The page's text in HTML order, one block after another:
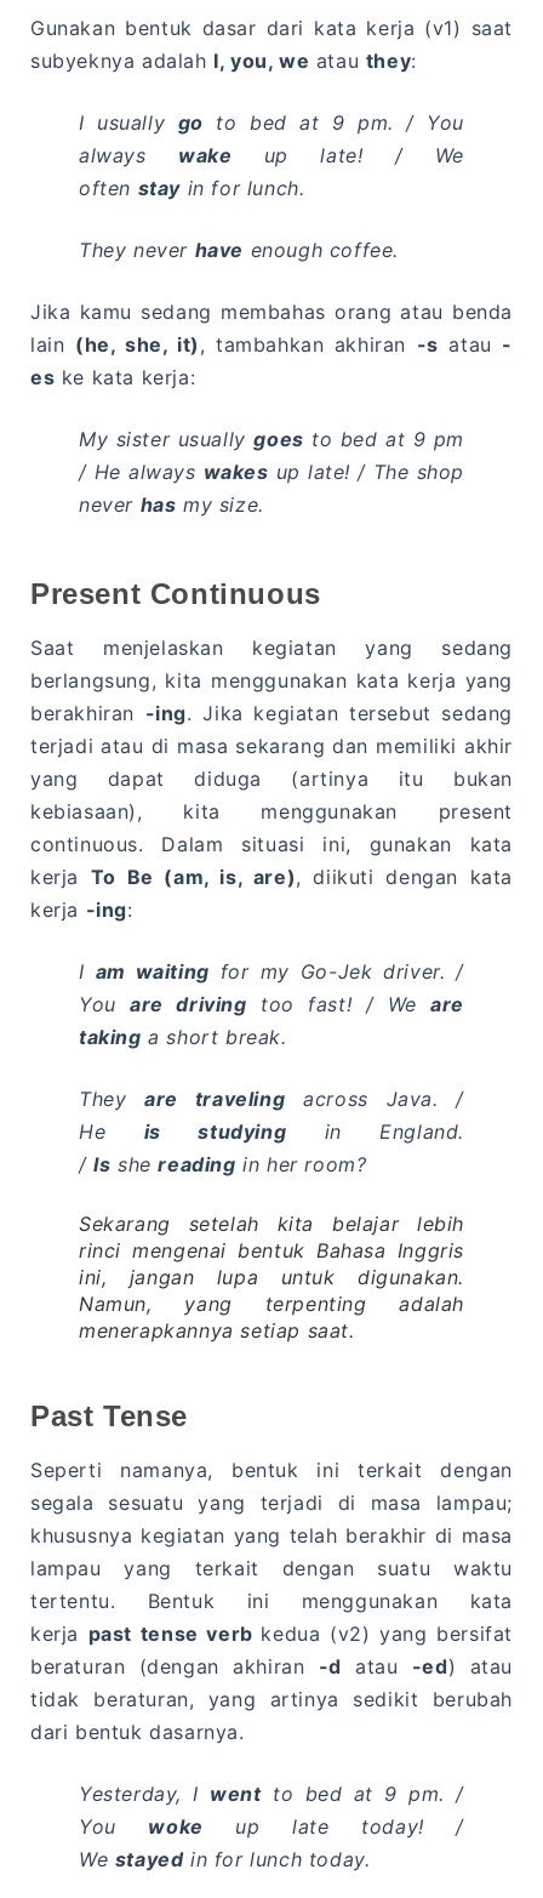
Gunakan bentuk dasar dari kata kerja (v1) saat
subyeknya adalah I, you, we atau they:
I usually go to bed at 9 pm. / You
always wake up late! / We
often stay in for lunch.
They never have enough coffee.
Jika kamu sedang membahas orang atau benda
lain (he, she, it) , tambahkan akhiran -s atau -
es ke kata kerja:
My sister usuallygoes to bed at 9 pm
/ He always wakes up late! / The shop
never has my size.
Present Continuous
Saat menjelaskan kegiatan yang sedang
berlangsung, kita menggunakan kata kerja yang
berakhiran -ing. Jika kegiatan tersebut sedang
terjadi atau di masa sekarang dan memiliki akhir
yang dapat diduga (artinya itu bukan
kebiasaan), kita menggunakan present
continuous. Dalam situasi ini, gunakan kata
kerja To Be (am, is, are), diikuti dengan kata
kerja -ing:
I am waiting for my Go-Jek driver. /
Youare driving too fast! / Weare
taking a short break.
Theyare traveling across Java. /
He is studying in England.
/Is shereading in her room?
Sekarang setelah kita belajar lebih
rinci mengenai bentuk Bahasa Inggris
ini, jangan lupa untuk digunakan.
Namun, yang terpenting adalah
menerapkannya setiap saat.
Past Tense
Seperti namanya, bentuk ini terkait dengan
segala sesuatu yang terjadi di masa lampau;
khususnya kegiatan yang telah berakhir di masa
lampau yang terkait dengan suatu waktu
tertentu. Bentuk ini menggunakan kata
kerja past tense verb kedua (v2) yang bersifat
beraturan (dengan akhiran -d atau -ed) atau
tidak beraturan, yang artinya sedikit berubah
dari bentuk dasarnya.
Yesterday, I wentto bed at 9 pm. /
You woke up late today! /
We stayedin for lunch today.